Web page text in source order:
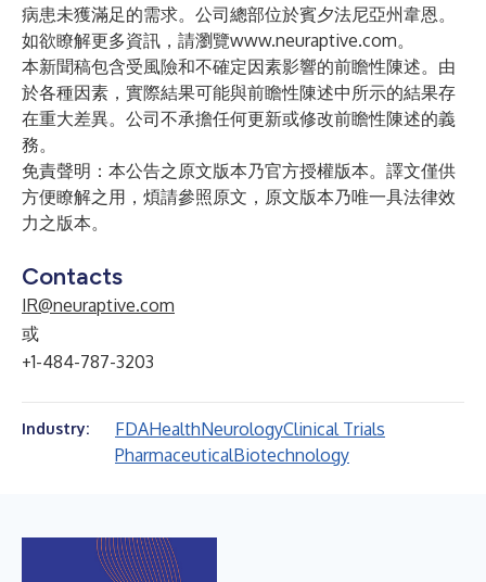
病患未獲滿足的需求。公司總部位於賓夕法尼亞州韋恩。
如欲瞭解更多資訊，請瀏覽www.neuraptive.com。
本新聞稿包含受風險和不確定因素影響的前瞻性陳述。由
於各種因素，實際結果可能與前瞻性陳述中所示的結果存
在重大差異。公司不承擔任何更新或修改前瞻性陳述的義
務。
免責聲明：本公告之原文版本乃官方授權版本。譯文僅供
方便瞭解之用，煩請參照原文，原文版本乃唯一具法律效
力之版本。
Contacts
IR@neuraptive.com
或
+1-484-787-3203
Industry: FDAHealthNeurologyClinical Trials
PharmaceuticalBiotechnology